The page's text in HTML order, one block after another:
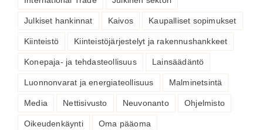
Julkiset hankinnat Kaivos Kaupalliset sopimukset
Kiinteistö Kiinteistöjärjestelyt ja rakennushankkeet
Konepaja- ja tehdasteollisuus Lainsäädäntö
Luonnonvarat ja energiateollisuus Malminetsintä
Media Nettisivusto Neuvonanto Ohjelmisto
Oikeudenkäynti Oma pääoma